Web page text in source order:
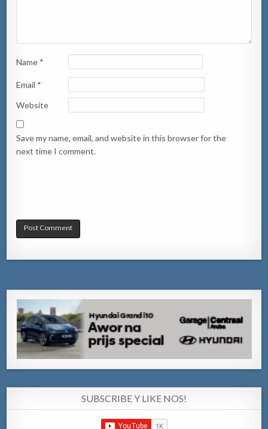
Name *
Email *
Website
Save my name, email, and website in this browser for the
next time I comment.
SUBSCRIBE Y LIKE NOS!